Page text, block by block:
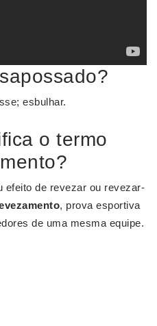
esbulhar.
o termo
efeito de revezar ou revezar-
, prova esportiva
de uma mesma equipe.